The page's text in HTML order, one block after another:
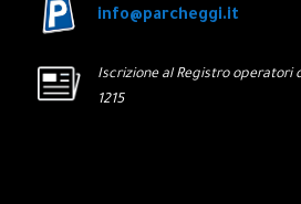
info@parcheggi.it
Iscrizione al Registro operatori
1215